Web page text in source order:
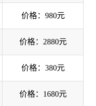
价格：980元
价格：2880元
价格：380元
价格：1680元